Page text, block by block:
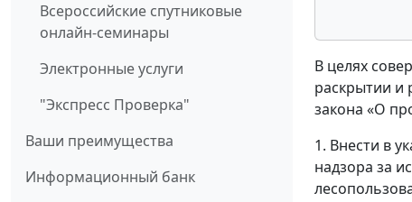
Всероссийские спутниковые
онлайн-семинары
Электронные услуги
"Экспресс Проверка"
Ваши преимущества
Информационный банк
В целях
раскрытии и
закона «О
1. Внести в
надзора за